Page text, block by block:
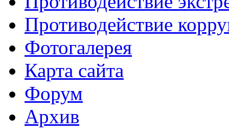
Противодействие
Фотогалерея
Карта сайта
Форум
Архив